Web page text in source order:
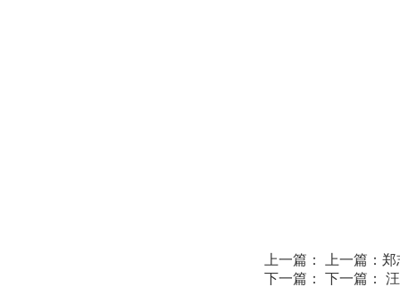
上一篇： 上一篇： 郑
下一篇： 下一篇：